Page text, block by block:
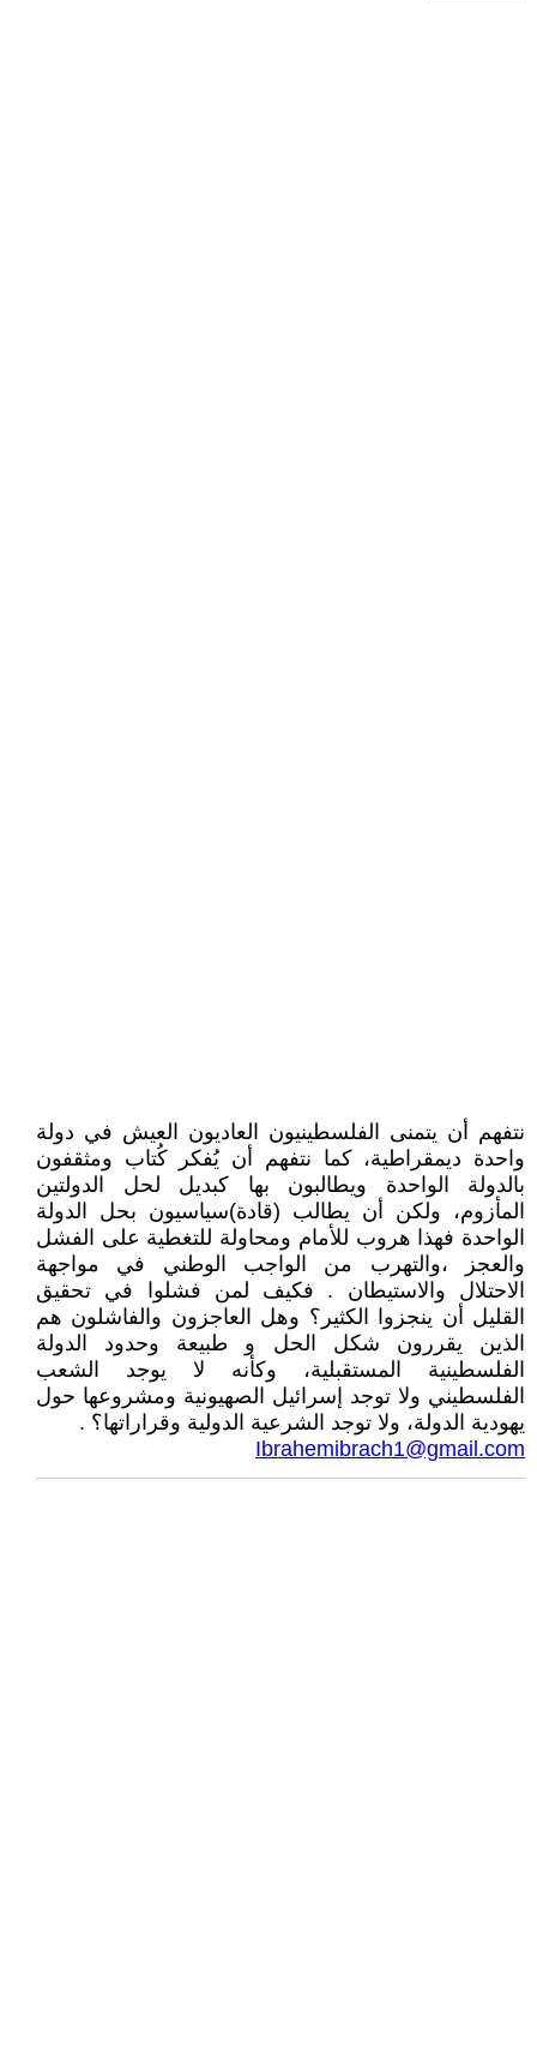
نتفهم أن يتمنى الفلسطينيون العاديون العيش في دولة
واحدة ديمقراطية، كما نتفهم أن يُفكر كُتاب ومثقفون
بالدولة الواحدة ويطالبون بها كبديل لحل الدولتين
المأزوم، ولكن أن يطالب (قادة)سياسيون بحل الدولة
الواحدة فهذا هروب للأمام ومحاولة للتغطية على الفشل
والعجز ،والتهرب من الواجب الوطني في مواجهة
الاحتلال والاستيطان . فكيف لمن فشلوا في تحقيق
القليل أن ينجزوا الكثير؟ وهل العاجزون والفاشلون هم
الذين يقررون شكل الحل و طبيعة وحدود الدولة
الفلسطينية المستقبلية، وكأنه لا يوجد الشعب
الفلسطيني ولا توجد إسرائيل الصهيونية ومشروعها حول
يهودية الدولة، ولا توجد الشرعية الدولية وقراراتها؟ .
Ibrahemibrach1@gmail.com